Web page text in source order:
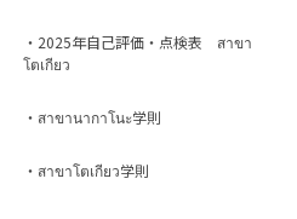
・2025年自己評価・点検表 สาขา
โตเกียว
・สาขานากาโนะ学則
・สาขาโตเกียว学則